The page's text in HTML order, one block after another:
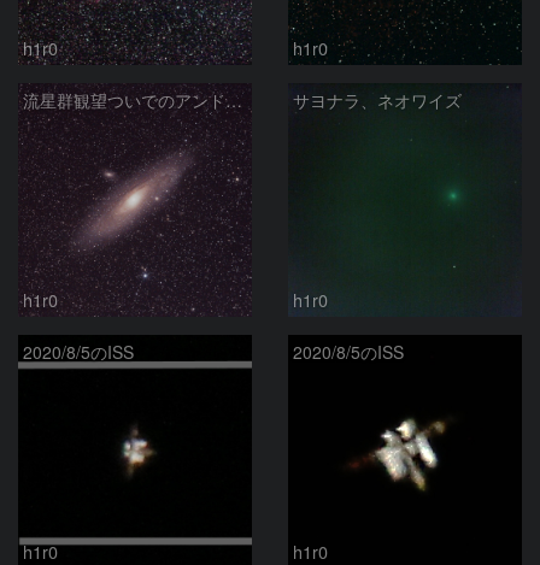
h1r0 h1r0
流星群観望ついでのアンドロメダ
h1r0
サヨナラ、ネオワイズ
h1r0
2020/8/5のISS
h1r0
2020/8/5のISS
h1r0